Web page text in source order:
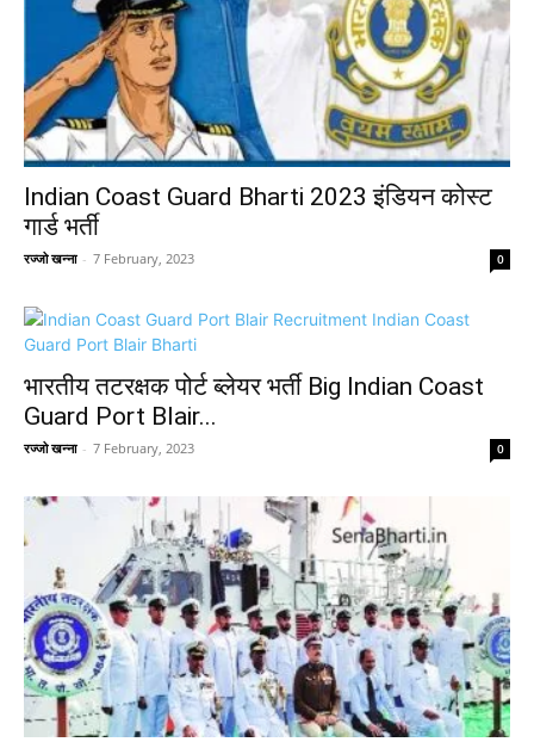
Indian Coast Guard Bharti 2023 इंडियन कोस्ट
गार्ड भर्ती
रज्जो खन्ना - 7 February, 2023 0
भारतीय तटरक्षक पोर्ट ब्लेयर भर्ती Big Indian Coast
Guard Port Blair...
रज्जो खन्ना - 7 February, 2023 0